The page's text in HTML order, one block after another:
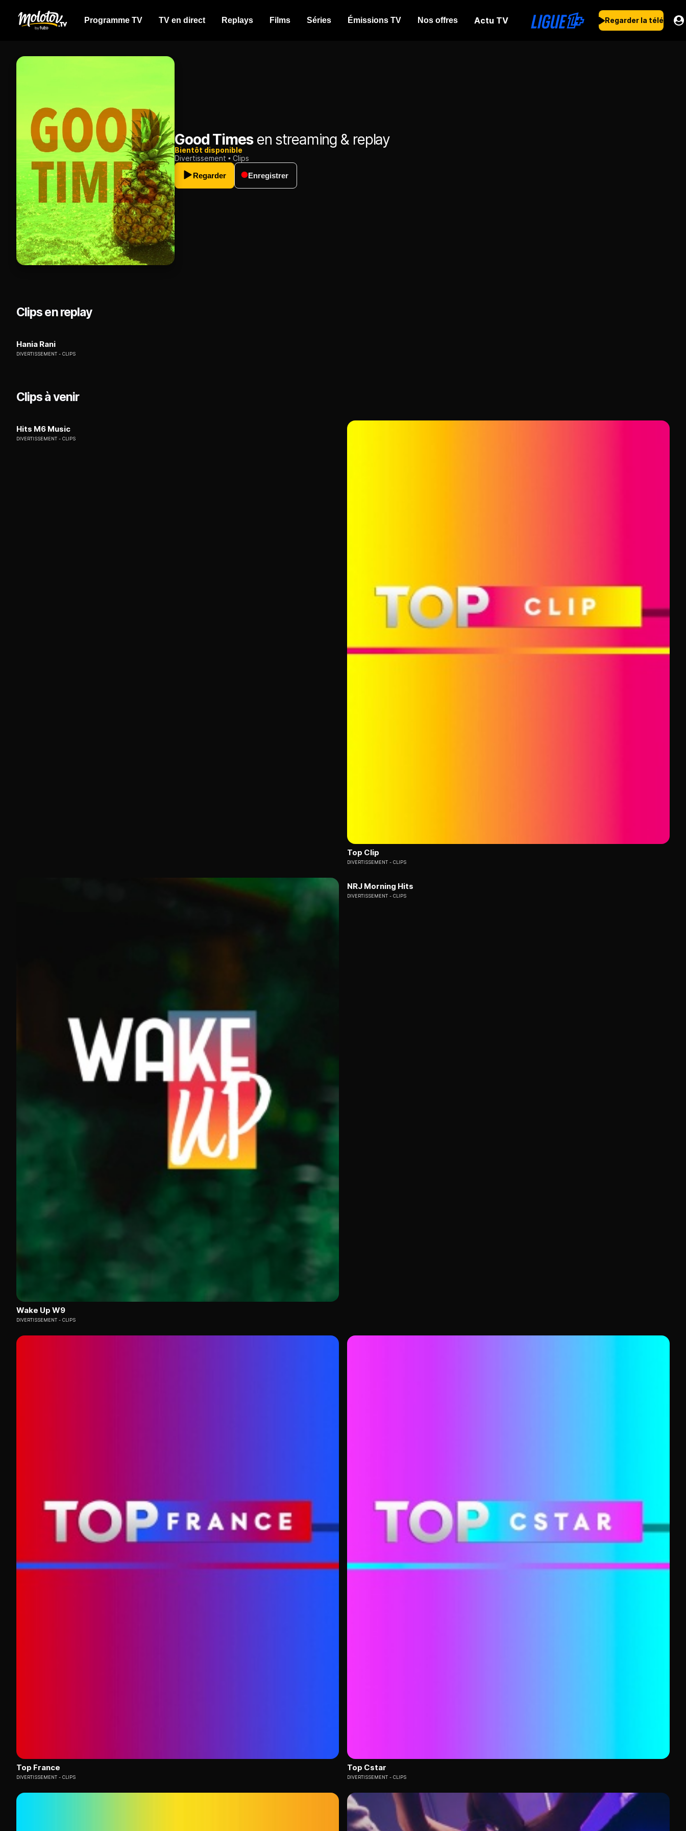
Programme TV TV en direct Replays Films Séries Émissions TV Nos offres Actu TV Regarder la télé
Good Timesen streaming & replay
Bientôt disponible
Divertissement
Clips
Regarder
Enregistrer
Clips en replay
Hania Rani
DIVERTISSEMENT CLIPS
Clips à venir
Hits M6 Music
DIVERTISSEMENT CLIPS
Top Clip
DIVERTISSEMENT CLIPS
Wake Up W9
DIVERTISSEMENT CLIPS
NRJ Morning Hits
DIVERTISSEMENT CLIPS
Top France
DIVERTISSEMENT CLIPS
Top Cstar
DIVERTISSEMENT CLIPS